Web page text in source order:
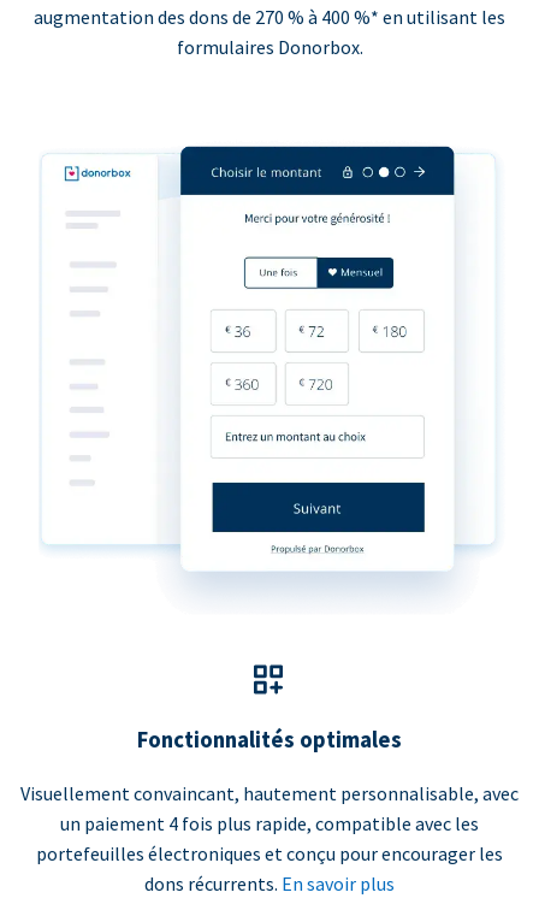
augmentation des dons de 270 % à 400 %* en utilisant les
formulaires Donorbox.
Fonctionnalités optimales
Visuellement convaincant, hautement personnalisable, avec
un paiement 4 fois plus rapide, compatible avec les
portefeuilles électroniques et conçu pour encourager les
dons récurrents. En savoir plus